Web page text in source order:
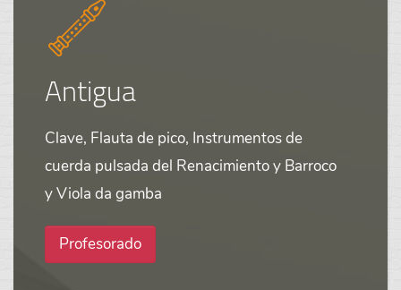
Antigua
Clave, Flauta de pico, Instrumentos de
cuerda pulsada del Renacimiento y Barroco
y Viola da gamba
Profesorado